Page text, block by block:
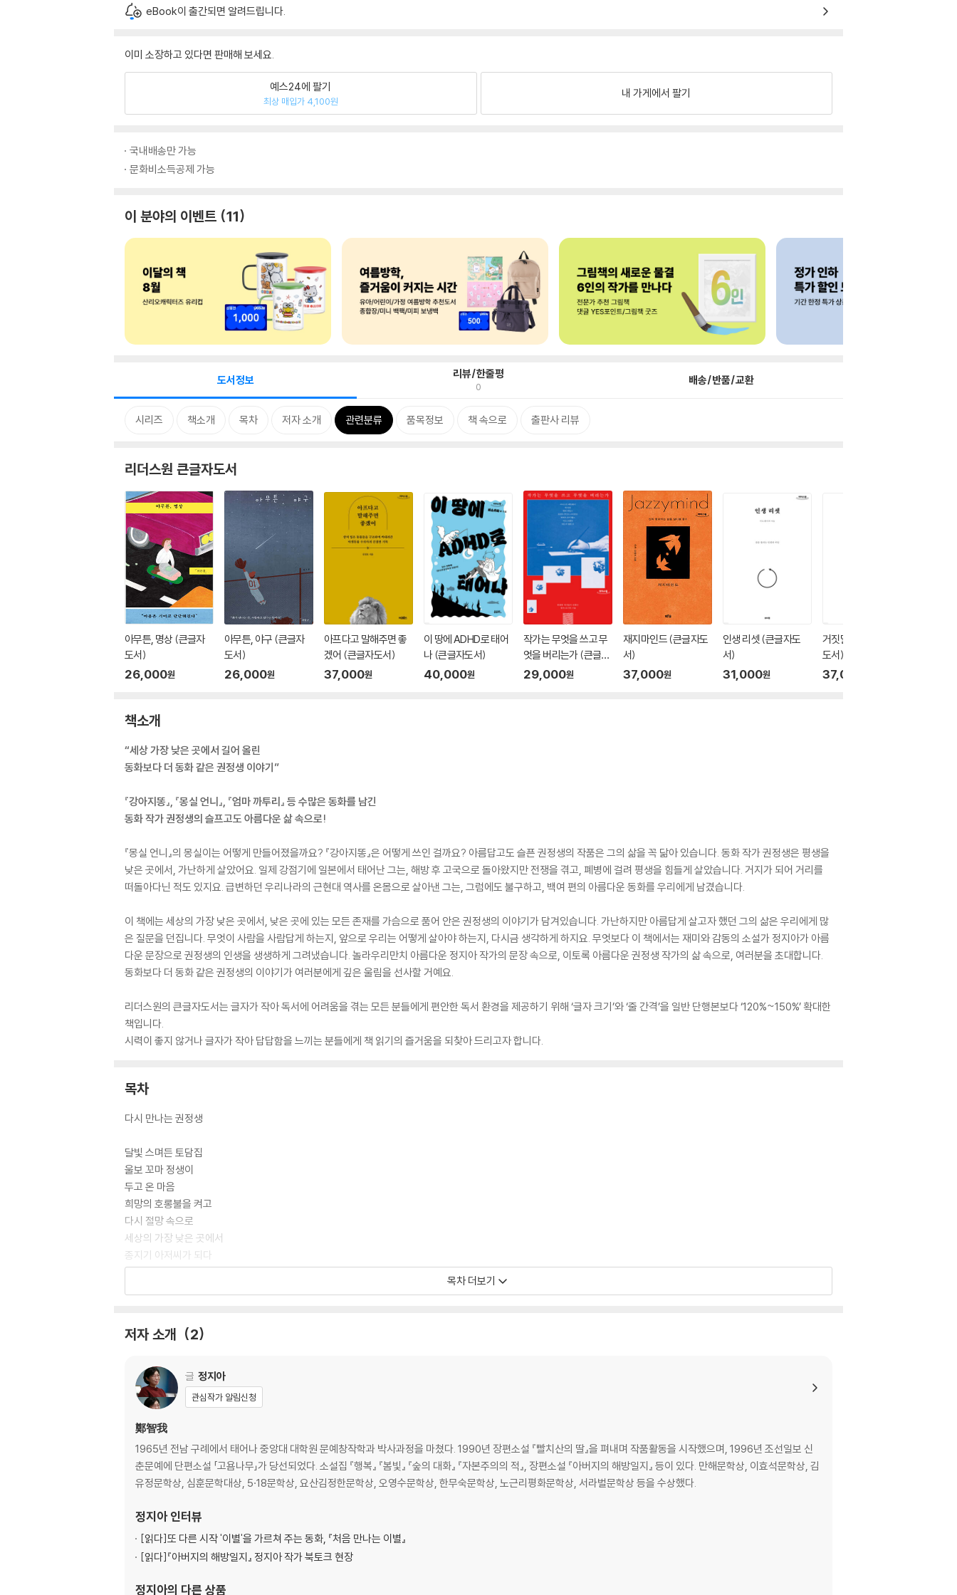
eBook이 출간되면 알려드립니다.
이미 소장하고 있다면 판매해 보세요.
예스24에 팔기
최상 매입가 4,100원
내 가게에서 팔기
국내배송만 가능
문화비소득공제 가능
이 분야의 이벤트 11
도서정보 리뷰/한줄평
0 배송/반품/교환
시리즈 책소개 목차 저자 소개 관련분류 품목정보 책 속으로 출판사 리뷰
리더스원 큰글자도서
아무튼, 명상 (큰글자
도서)
26,000원
아무튼, 야구 (큰글자
도서)
26,000원
아프다고 말해주면 좋
겠어 (큰글자도서)
37,000원
이 땅에 ADHD로 태어
나 (큰글자도서)
40,000원
작가는 무엇을 쓰고 무
엇을 버리는가 (큰글자
도서)
29,000원
재지마인드 (큰글자도
서)
37,000원
인생 리셋 (큰글자도
서)
31,000원
거짓말 구분법 (큰글자
도서)
37,000
책소개
“세상 가장 낮은 곳에서 길어 올린
동화보다 더 동화 같은 권정생 이야기”
『강아지똥』, 『몽실 언니』, 『엄마 까투리』 등 수많은 동화를 남긴
동화 작가 권정생의 슬프고도 아름다운 삶 속으로!
『몽실 언니』의 몽실이는 어떻게 만들어졌을까요? 『강아지똥』은 어떻게 쓰인 걸까요? 아름답고도 슬픈 권정생의 작품은 그의 삶을 꼭 닮아 있습니다. 동화 작가 권정생은 평생을
낮은 곳에서, 가난하게 살았어요. 일제 강점기에 일본에서 태어난 그는, 해방 후 고국으로 돌아왔지만 전쟁을 겪고, 폐병에 걸려 평생을 힘들게 살았습니다. 거지가 되어 거리를
떠돌아다닌 적도 있지요. 급변하던 우리나라의 근현대 역사를 온몸으로 살아낸 그는, 그럼에도 불구하고, 백여 편의 아름다운 동화를 우리에게 남겼습니다.
이 책에는 세상의 가장 낮은 곳에서, 낮은 곳에 있는 모든 존재를 가슴으로 품어 안은 권정생의 이야기가 담겨있습니다. 가난하지만 아름답게 살고자 했던 그의 삶은 우리에게 많
은 질문을 던집니다. 무엇이 사람을 사람답게 하는지, 앞으로 우리는 어떻게 살아야 하는지, 다시금 생각하게 하지요. 무엇보다 이 책에서는 재미와 감동의 소설가 정지아가 아름
다운 문장으로 권정생의 인생을 생생하게 그려냈습니다. 놀라우리만치 아름다운 정지아 작가의 문장 속으로, 이토록 아름다운 권정생 작가의 삶 속으로, 여러분을 초대합니다.
동화보다 더 동화 같은 권정생의 이야기가 여러분에게 깊은 울림을 선사할 거예요.
리더스원의 큰글자도서는 글자가 작아 독서에 어려움을 겪는 모든 분들에게 편안한 독서 환경을 제공하기 위해 ‘글자 크기’와 ‘줄 간격’을 일반 단행본보다 ‘120%~150%’ 확대한
책입니다.
시력이 좋지 않거나 글자가 작아 답답함을 느끼는 분들에게 책 읽기의 즐거움을 되찾아 드리고자 합니다.
목차
다시 만나는 권정생
달빛 스며든 토담집
울보 꼬마 정생이
두고 온 마음
희망의 호롱불을 켜고
다시 절망 속으로
세상의 가장 낮은 곳에서
종지기 아저씨가 되다
슬픔이 힘이 되어
작가의 말
목차 더보기
저자 소개 2
글 정지아
관심작가 알림신청
鄭智我
1965년 전남 구례에서 태어나 중앙대 대학원 문예창작학과 박사과정을 마쳤다. 1990년 장편소설 『빨치산의 딸』을 펴내며 작품활동을 시작했으며, 1996년 조선일보 신
춘문예에 단편소설 「고욤나무」가 당선되었다. 소설집 『행복』 『봄빛』 『숲의 대화』 『자본주의의 적』, 장편소설 『아버지의 해방일지』 등이 있다. 만해문학상, 이효석문학상, 김
유정문학상, 심훈문학대상, 5·18문학상, 요산김정한문학상, 오영수문학상, 한무숙문학상, 노근리평화문학상, 서라벌문학상 등을 수상했다.
정지아인터뷰
[읽다]또 다른 시작 '이별'을 가르쳐 주는 동화, 『처음 만나는 이별』
[읽다]『아버지의 해방일지』 정지아 작가 북토크 현장
정지아의 다른 상품